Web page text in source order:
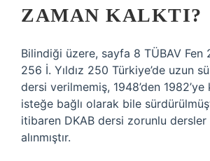
ZAMAN KALKTI?
Bilindiği üzere, sayfa 8 TÜBAV
256 İ. Yıldız 250 Türkiye’de uzun
dersi verilmemiş, 1948’den
isteğe bağlı olarak bile
itibaren DKAB dersi zorunlu dersler
alınmıştır.